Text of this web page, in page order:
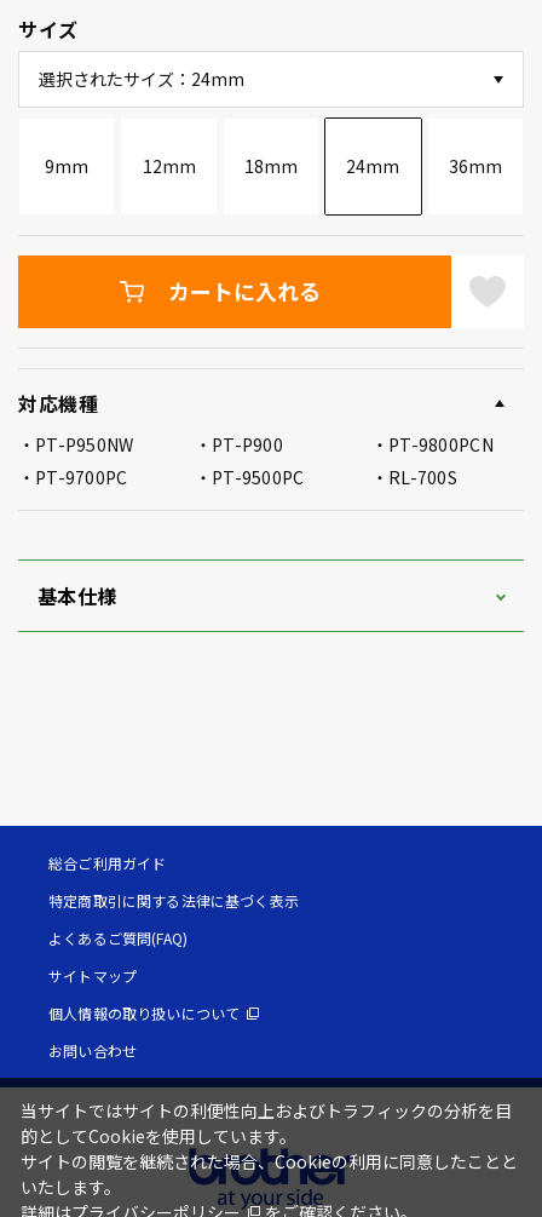
サイズ
選択されたサイズ：24mm
9mm 12mm 18mm 24mm 36mm
カートに入れる
対応機種
PT-P950NW PT-P900
PT-9800PCN
PT-9700PC
PT-9500PC RL-700S
基本仕様
総合ご利用ガイド
特定商取引に関する法律に基づく表示
よくあるご質問(FAQ)
サイトマップ
個人情報の取り扱いについて
お問い合わせ
当サイトではサイトの利便性向上およびトラフィックの分析を目
的としてCookieを使用しています。
サイトの閲覧を継続された場合、Cookieの利用に同意したことと
いたします。